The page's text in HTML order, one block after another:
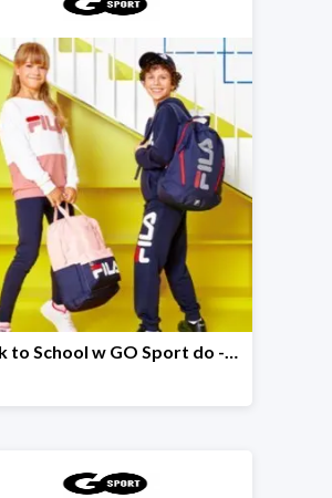
Back to School w GO Sport do -40%